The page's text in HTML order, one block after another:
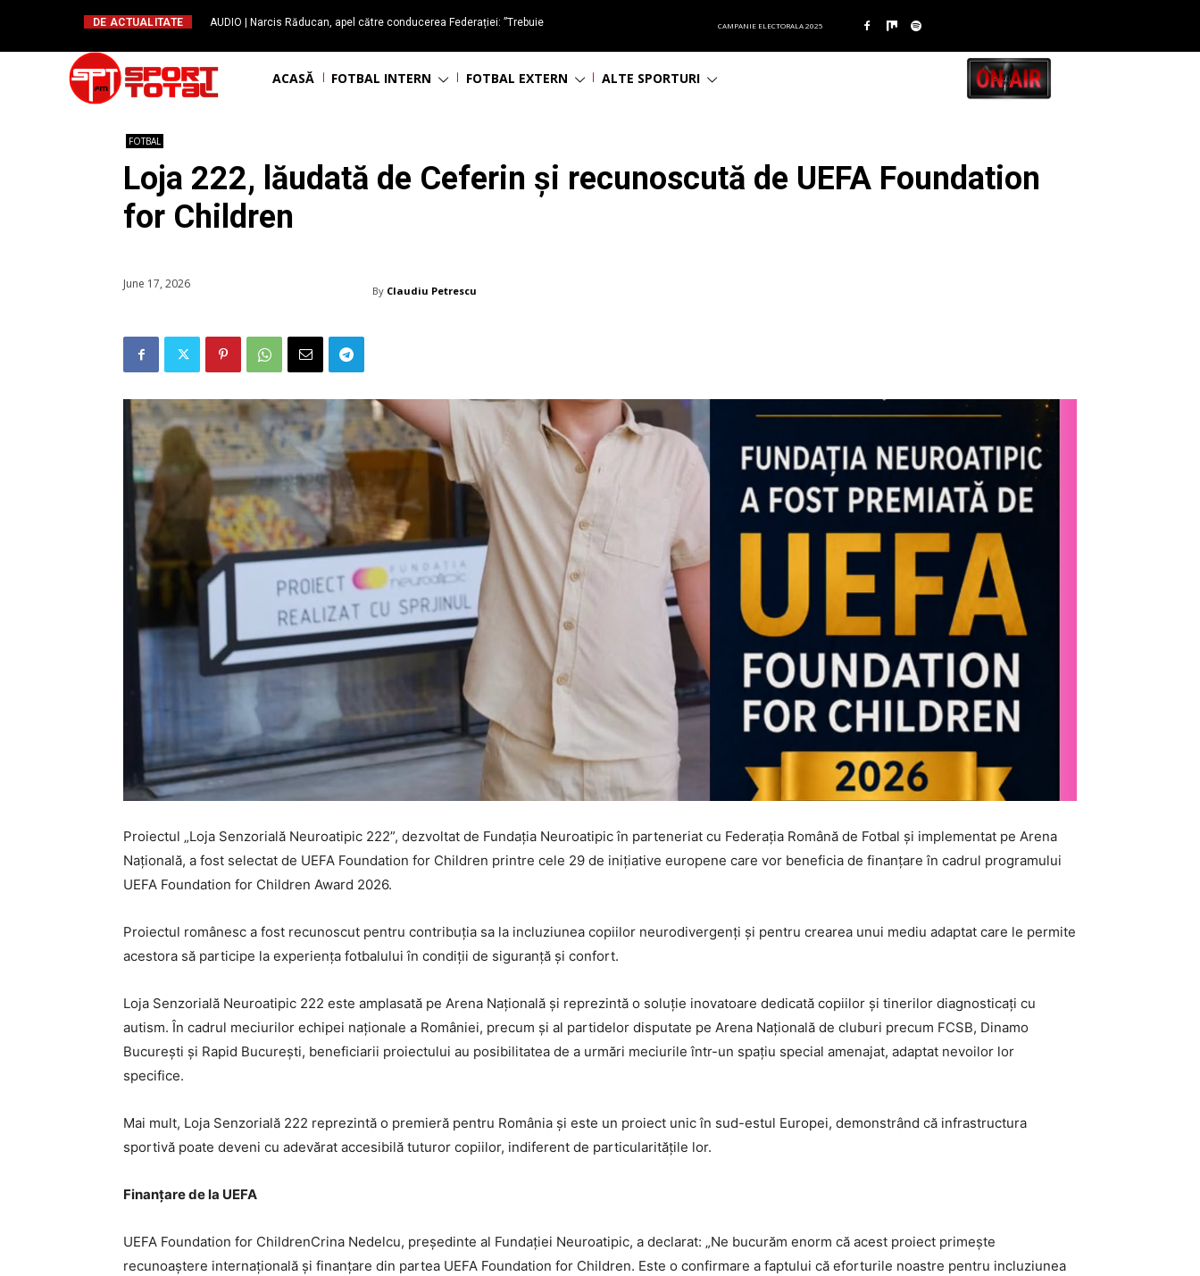
DE ACTUALITATE
AUDIO | Narcis Răducan, apel către conducerea Federației: ”Trebuie
CAMPANIE ELECTORALA 2025
ACASĂ FOTBAL INTERN FOTBAL EXTERN ALTE SPORTURI
FOTBAL
Loja 222, lăudată de Ceferin și recunoscută de UEFA Foundation
for Children
June 17, 2026 By Claudiu Petrescu
Proiectul „Loja Senzorială Neuroatipic 222”, dezvoltat de Fundația Neuroatipic în parteneriat cu Federația Română de Fotbal și implementat pe Arena
Națională, a fost selectat de UEFA Foundation for Children printre cele 29 de inițiative europene care vor beneficia de finanțare în cadrul programului
UEFA Foundation for Children Award 2026.
Proiectul românesc a fost recunoscut pentru contribuția sa la incluziunea copiilor neurodivergenți și pentru crearea unui mediu adaptat care le permite
acestora să participe la experiența fotbalului în condiții de siguranță și confort.
Loja Senzorială Neuroatipic 222 este amplasată pe Arena Națională și reprezintă o soluție inovatoare dedicată copiilor și tinerilor diagnosticați cu
autism. În cadrul meciurilor echipei naționale a României, precum și al partidelor disputate pe Arena Națională de cluburi precum FCSB, Dinamo
București și Rapid București, beneficiarii proiectului au posibilitatea de a urmări meciurile într-un spațiu special amenajat, adaptat nevoilor lor
specifice.
Mai mult, Loja Senzorială 222 reprezintă o premieră pentru România și este un proiect unic în sud-estul Europei, demonstrând că infrastructura
sportivă poate deveni cu adevărat accesibilă tuturor copiilor, indiferent de particularitățile lor.
Finanțare de la UEFA
UEFA Foundation for ChildrenCrina Nedelcu, președinte al Fundației Neuroatipic, a declarat: „Ne bucurăm enorm că acest proiect primește
recunoaștere internațională și finanțare din partea UEFA Foundation for Children. Este o confirmare a faptului că eforturile noastre pentru incluziunea